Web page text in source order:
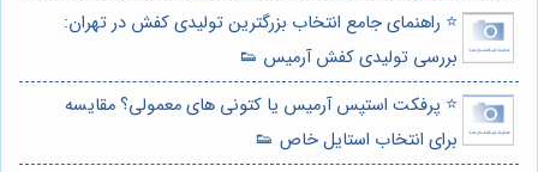
⭐️ راهنمای جامع انتخاب بزرگترین تولیدی کفش در تهران:
بررسی تولیدی کفش آرمیس 👟
⭐️ پرفکت استپس آرمیس یا کتونی های معمولی؟ مقایسه
برای انتخاب استایل خاص 👟